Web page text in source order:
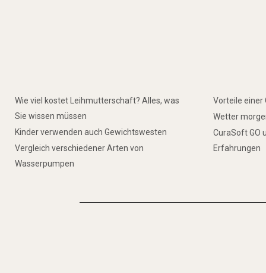
Wie viel kostet Leihmutterschaft? Alles, was
Sie wissen müssen
Kinder verwenden auch Gewichtswesten
Vergleich verschiedener Arten von
Wasserpumpen
Vorteile einer
Wetter
CuraSoft GO
Erfahrungen